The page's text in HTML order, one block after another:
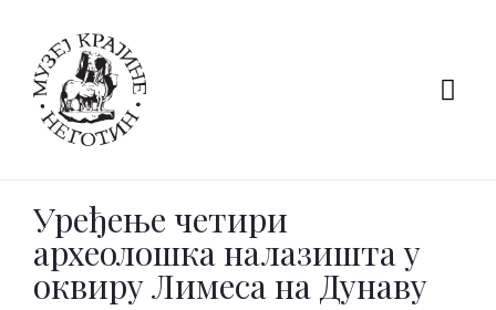
Уређење четири
археолошка налазишта у
оквиру Лимеса на Дунаву